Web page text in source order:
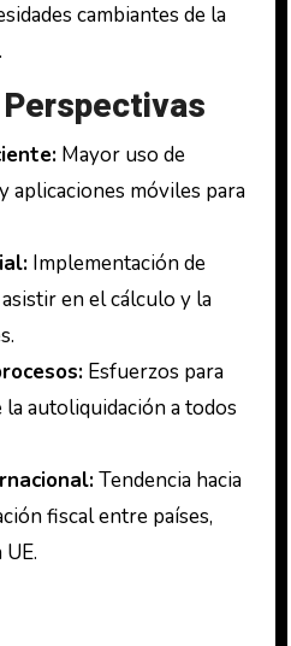
cambiantes de la
Mayor uso de
aplicaciones móviles para
Implementación de
en el cálculo y la
Esfuerzos para
la autoliquidación a todos
Tendencia hacia
fiscal entre países,